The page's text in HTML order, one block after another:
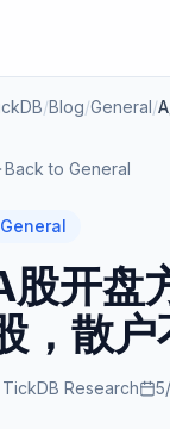
/Blog/General/
Back to General
General
股开盘
，散
TickDB Research